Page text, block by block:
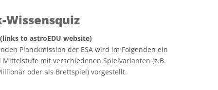
Wissensquiz
to astroEDU website)
Planckmission der ESA wird im Folgenden ein
mit verschiedenen Spielvarianten (z.B.
oder als Brettspiel) vorgestellt.